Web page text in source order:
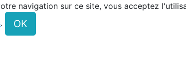
navigation sur ce site, vous acceptez
. OK